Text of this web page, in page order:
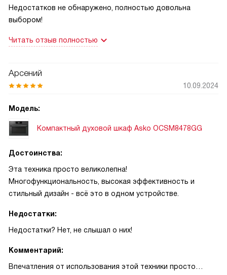
Недостатков не обнаружено, полностью довольна
выбором!
Читать отзыв полностью
Арсений
10.09.2024
Модель:
Компактный духовой шкаф Asko OCSM8478GG
Достоинства:
Эта техника просто великолепна!
Многофункциональность, высокая эффективность и
стильный дизайн - всё это в одном устройстве.
Недостатки:
Недостатки? Нет, не слышал о них!
Комментарий:
Впечатления от использования этой техники просто